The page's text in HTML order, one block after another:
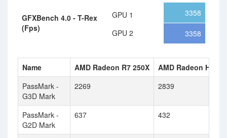
GFXBench 4.0 - T-Rex
(Fps)
GPU 1
GPU 2
3358
3358
Name AMD Radeon R7 250X
AMD Radeon HD
PassMark -
G3D Mark
2269 2839
PassMark -
G2D Mark
637 432